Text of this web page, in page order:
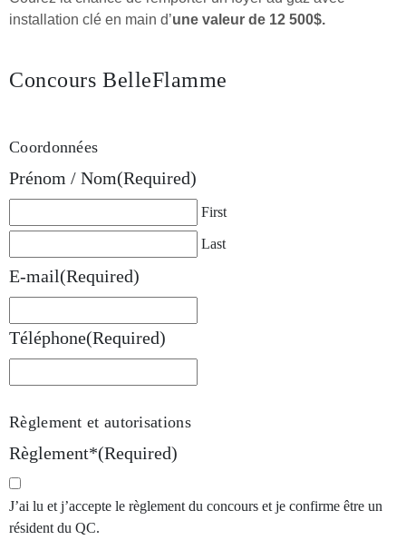
installation clé en main d’une valeur de 12 500$.
Concours BelleFlamme
Coordonnées
Prénom / Nom(Required)
First
Last
E-mail(Required)
Téléphone(Required)
Règlement et autorisations
Règlement*(Required)
J’ai lu et j’accepte le règlement du concours et je confirme être un
résident du QC.